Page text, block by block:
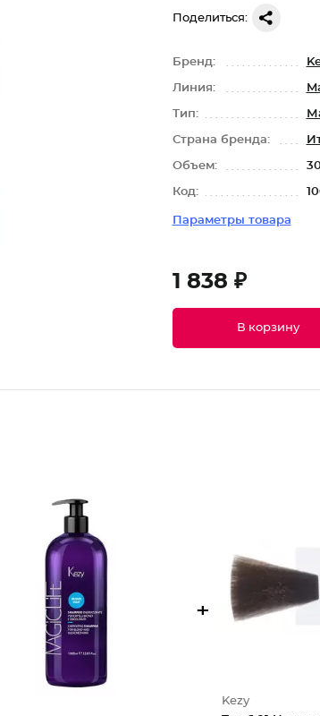
Поделиться:
Бренд:
Линия:
Тип:
Страна бренда:
Объем:
Код:
Параметры товара
1 838 ₽
В корзину
+
Kezy